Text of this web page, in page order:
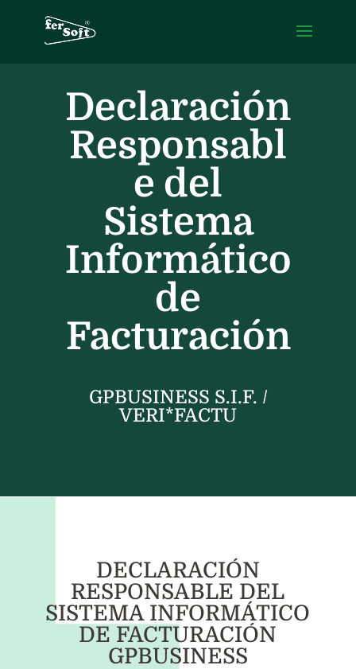
Declaración
Responsabl
e del
Sistema
Informático
de
Facturación
GPBUSINESS S.I.F. /
VERI*FACTU
DECLARACIÓN
RESPONSABLE DEL
SISTEMA INFORMÁTICO
DE FACTURACIÓN
GPBUSINESS